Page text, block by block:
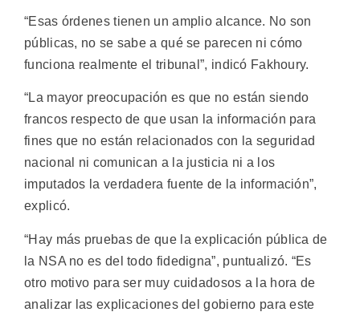
“Esas órdenes tienen un amplio alcance. No son
públicas, no se sabe a qué se parecen ni cómo
funciona realmente el tribunal”, indicó Fakhoury.
“La mayor preocupación es que no están siendo
francos respecto de que usan la información para
fines que no están relacionados con la seguridad
nacional ni comunican a la justicia ni a los
imputados la verdadera fuente de la información”,
explicó.
“Hay más pruebas de que la explicación pública de
la NSA no es del todo fidedigna”, puntualizó. “Es
otro motivo para ser muy cuidadosos a la hora de
analizar las explicaciones del gobierno para este